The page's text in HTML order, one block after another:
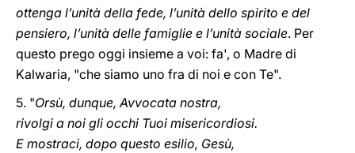
ottenga l’unità della fede, l’unità dello spirito e del
pensiero, l’unità delle famiglie e l’unità sociale. Per
questo prego oggi insieme a voi: fa', o Madre di
Kalwaria, "che siamo uno fra di noi e con Te".
5. "Orsù, dunque, Avvocata nostra,
rivolgi a noi gli occhi Tuoi misericordiosi.
E mostraci, dopo questo esilio, Gesù,